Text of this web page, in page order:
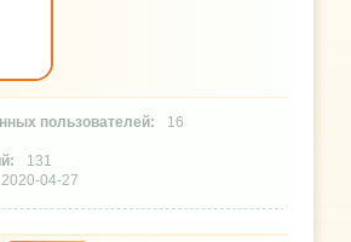
16
131
2020-04-27